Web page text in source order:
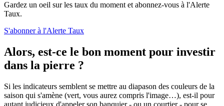
Gardez un oeil sur les taux du moment et abonnez-vous à l'Alerte
Taux.
S'abonner à l'Alerte Taux
Alors, est-ce le bon moment pour investir
dans la pierre ?
Si les indicateurs semblent se mettre au diapason des couleurs de la
saison qui s'amène (vert, vous aurez compris l'image…), est-il pour
autant judicieux d'appeler son banquier - ou un courtier - pour se